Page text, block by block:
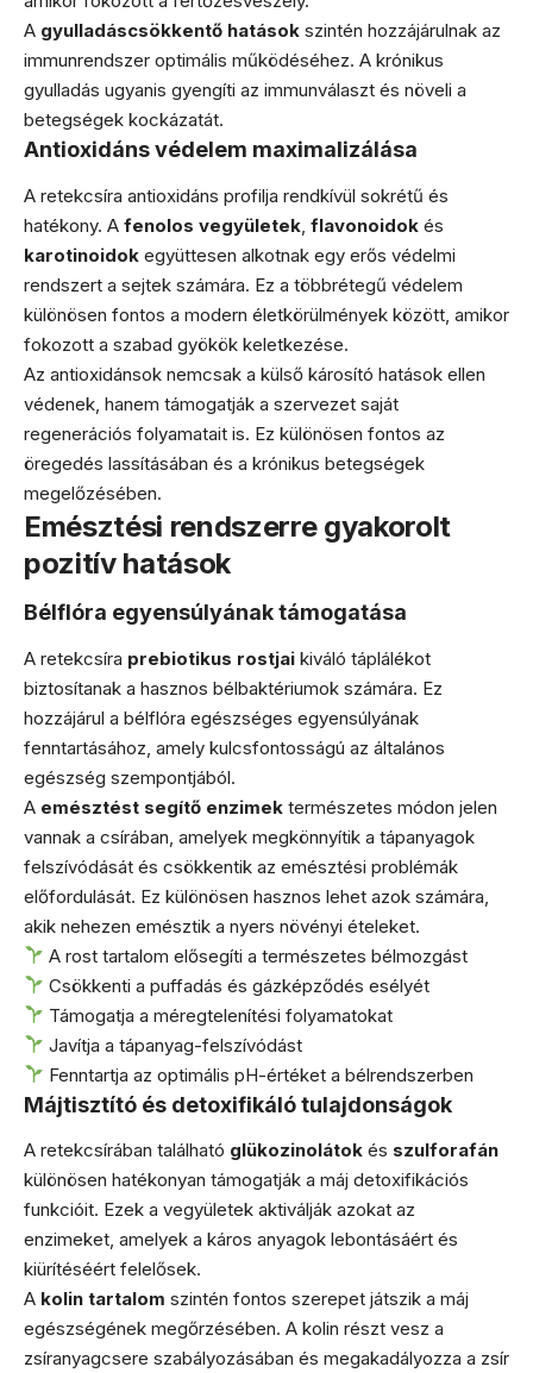
A gyulladáscsökkentő hatások szintén hozzájárulnak az
immunrendszer optimális működéséhez. A krónikus
gyulladás ugyanis gyengíti az immunválaszt és növeli a
betegségek kockázatát.
Antioxidáns védelem maximalizálása
A retekcsíra antioxidáns profilja rendkívül sokrétű és
hatékony. A fenolos vegyületek flavonoidok és
karotinoidok együttesen alkotnak egy erős védelmi
rendszert a sejtek számára. Ez a többrétegű védelem
különösen fontos a modern életkörülmények között, amikor
fokozott a szabad gyökök keletkezése.
Az antioxidánsok nemcsak a külső károsító hatások ellen
védenek, hanem támogatják a szervezet saját
regenerációs folyamatait is. Ez különösen fontos az
öregedés lassításában és a krónikus betegségek
megelőzésében.
Emésztési rendszerre gyakorolt
pozitív hatások
Bélflóra egyensúlyának támogatása
A retekcsíra prebiotikus rostjai kiváló táplálékot
biztosítanak a hasznos bélbaktériumok számára. Ez
hozzájárul a bélflóra egészséges egyensúlyának
fenntartásához, amely kulcsfontosságú az általános
egészség szempontjából.
A emésztést segítő enzimek természetes módon jelen
vannak a csírában, amelyek megkönnyítik a tápanyagok
felszívódását és csökkentik az emésztési problémák
előfordulását. Ez különösen hasznos lehet azok számára,
akik nehezen emésztik a nyers növényi ételeket.
A rost tartalom elősegíti a természetes bélmozgást
Csökkenti a puffadás és gázképződés esélyét
Támogatja a méregtelenítési folyamatokat
Javítja a tápanyag-felszívódást
Fenntartja az optimális pH-értéket a bélrendszerben
Májtisztító és detoxifikáló tulajdonságok
A retekcsírában található glükozinolátok és szulforafán
különösen hatékonyan támogatják a máj detoxifikációs
funkcióit. Ezek a vegyületek aktiválják azokat az
enzimeket, amelyek a káros anyagok lebontásáért és
kiürítéséért felelősek.
A kolin tartalom szintén fontos szerepet játszik a máj
egészségének megőrzésében. A kolin részt vesz a
zsíranyagcsere szabályozásában és megakadályozza a zsír